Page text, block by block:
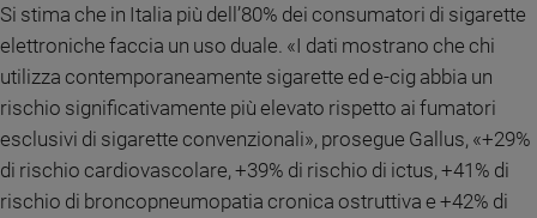
Si stima che in Italia più dell’80% dei consumatori di sigarette
elettroniche faccia un uso duale. «I dati mostrano che chi
utilizza contemporaneamente sigarette ed e-cig abbia un
rischio significativamente più elevato rispetto ai fumatori
esclusivi di sigarette convenzionali», prosegue Gallus, «+29%
di rischio cardiovascolare, +39% di rischio di ictus, +41% di
rischio di broncopneumopatia cronica ostruttiva e +42% di